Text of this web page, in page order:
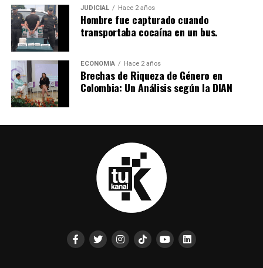
JUDICIAL Hace 2 años
Hombre fue capturado cuando
transportaba cocaína en un bus.
ECONOMIA Hace 2 años
Brechas de Riqueza de Género en
Colombia: Un Análisis según la DIAN